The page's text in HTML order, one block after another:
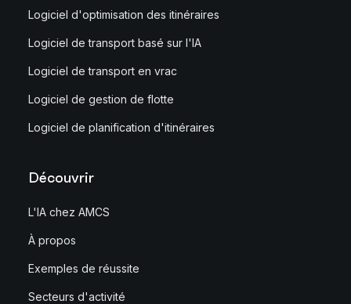
Logiciel d'optimisation des itinéraires
Logiciel de transport basé sur l'IA
Logiciel de transport en vrac
Logiciel de gestion de flotte
Logiciel de planification d'itinéraires
Découvrir
L'IA chez AMCS
À propos
Exemples de réussite
Secteurs d'activité